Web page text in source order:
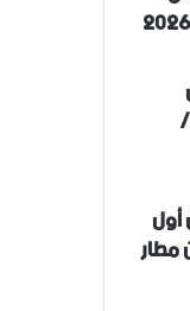
معدلاتها بنحو /3_5/
أول
مطار